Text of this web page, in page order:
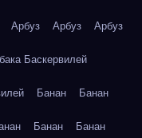
Арбуз Арбуз Арбуз
Баскервилей
Банан Банан
Банан Банан